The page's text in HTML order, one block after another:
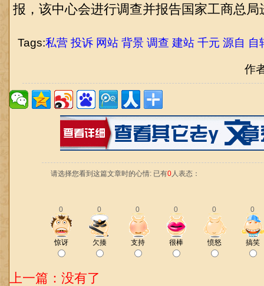
报，该中心会进行调查并报告国家工商总局
Tags:私营 投诉 网站 背景 调查 建站 千元 源自 自
作
请选择您看到这篇文章时的心情: 已有0人表态：
0 0 0 0 0 0
惊讶 欠揍 支持 很棒 愤怒 搞笑
上一篇：没有了